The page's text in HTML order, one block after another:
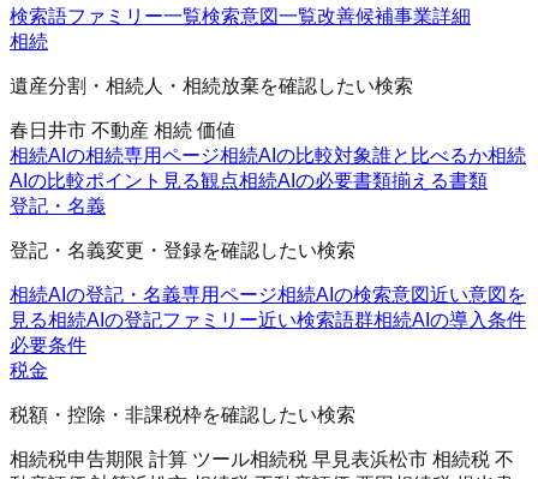
検索語ファミリー一覧検索意図一覧改善候補事業詳細
相続
遺産分割・相続人・相続放棄を確認したい検索
春日井市 不動産 相続 価値
相続AIの相続専用ページ相続AIの比較対象誰と比べるか相続
AIの比較ポイント 見る観点相続AIの必要書類揃える書類
登記・名義
登記・名義変更・登録を確認したい検索
相続AIの登記・名義専用ページ相続AIの検索意図近い意図を
見る相続AIの登記ファミリー近い検索語群相続AIの導入条件
必要条件
税金
税額・控除・非課税枠を確認したい検索
相続税申告期限 計算 ツール相続税 早見表浜松市 相続税 不